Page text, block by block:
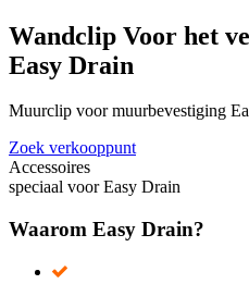
Wandclip Voor het
Easy Drain
Muurclip voor muurbevestiging
Zoek verkooppunt
Accessoires
speciaal voor Easy Drain
Waarom Easy Drain?